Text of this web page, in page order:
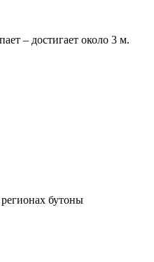
– достигает около 3 м.
бутоны